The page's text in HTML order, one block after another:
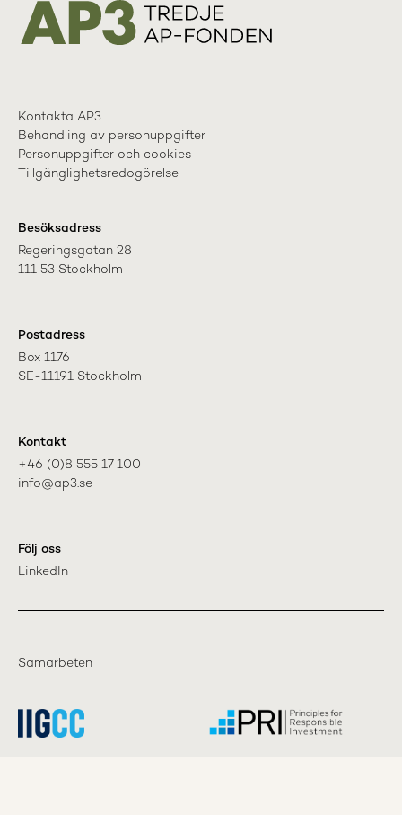
Kontakta AP3
Behandling av personuppgifter
Personuppgifter och cookies
Tillgänglighetsredogörelse
Besöksadress
Regeringsgatan 28
111 53 Stockholm
Postadress
Box 1176
SE-11191 Stockholm
Kontakt
+46 (0)8 555 17 100
info@ap3.se
Följ oss
LinkedIn
Samarbeten